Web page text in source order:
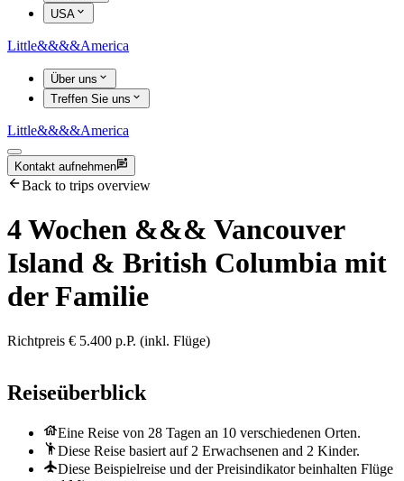
USA
Little&&&&America
Über uns
Treffen Sie uns
Little&&&&America
Kontakt aufnehmen
Back to trips overview
4 Wochen &&& Vancouver
Island & British Columbia mit
der Familie
Richtpreis € 5.400 p.P. (inkl. Flüge)
Reiseüberblick
Eine Reise von 28 Tagen an 10 verschiedenen Orten.
Diese Reise basiert auf 2 Erwachsenen and 2 Kinder.
Diese Beispielreise und der Preisindikator beinhalten Flüge